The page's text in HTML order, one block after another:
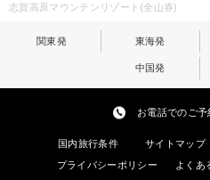
志賀高原マウンテンリゾート(全山券)
関東発 東海発
中国発
お電話でのご
国内旅行条件 サイトマップ
プライバシーポリシー
よくあ